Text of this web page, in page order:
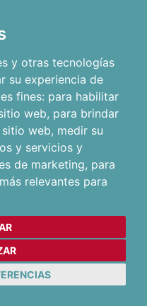
y otras tecnologías
su experiencia de
fines: para habilitar
web, para brindar
sitio web, medir su
y servicios y
de marketing, para
relevantes para